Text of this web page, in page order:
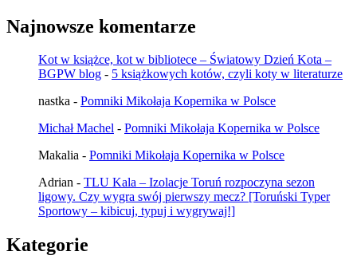
Najnowsze komentarze
Kot w książce, kot w bibliotece – Światowy Dzień Kota –
BGPW blog - 5 książkowych kotów, czyli koty w literaturze
nastka - Pomniki Mikołaja Kopernika w Polsce
Michał Machel - Pomniki Mikołaja Kopernika w Polsce
Makalia - Pomniki Mikołaja Kopernika w Polsce
Adrian - TLU Kala – Izolacje Toruń rozpoczyna sezon
ligowy. Czy wygra swój pierwszy mecz? [Toruński Typer
Sportowy – kibicuj, typuj i wygrywaj!]
Kategorie